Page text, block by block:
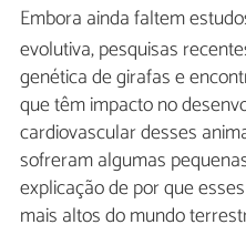
Embora ainda faltem
evolutiva, pesquisas
genética de girafas e
que têm impacto no
cardiovascular desses
sofreram algumas
explicação de por que
mais altos do mundo